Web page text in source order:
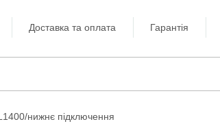
Доставка та оплата Гарантія
нижнє підключення